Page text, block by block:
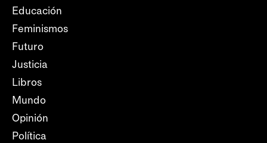
Educación
Feminismos
Futuro
Justicia
Libros
Mundo
Opinión
Política